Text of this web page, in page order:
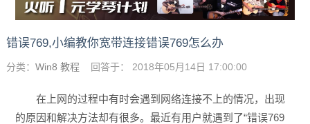
错误769,小编教你宽带连接错误769怎么办
分类： Win8 教程 回答于： 2018年05月14日 17:00:00
在上网的过程中有时会遇到网络连接不上的情况，出现
的原因和解决方法却有很多。最近有用户就遇到了“错误769